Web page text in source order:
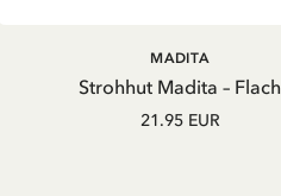
IN DEN WARENKORB
Strohhut Madita – Flach
MADITA
21.95 EUR